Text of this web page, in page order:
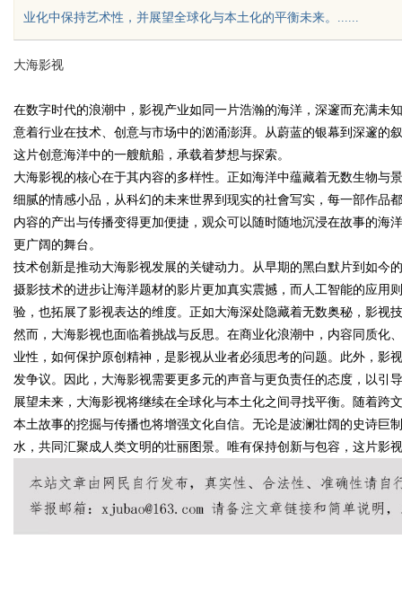
uz
!
业化中保持艺术性，并展望全球化与本土化的平衡未来。......
大海影视
在数字时代的浪潮中，影视产业如同一片浩瀚的海洋，深邃而充满
意着行业在技术、创意与市场中的汹涌澎湃。从蔚蓝的银幕到深邃的
这片创意海洋中的一艘航船，承载着梦想与探索。
大海影视的核心在于其内容的多样性。正如海洋中蕴藏着无数生物与
细腻的情感小品，从科幻的未来世界到现实的社會写实，每一部作品
内容的产出与传播变得更加便捷，观众可以随时随地沉浸在故事的海
更广阔的舞台。
技术创新是推动大海影视发展的关键动力。从早期的黑白默片到如今
摄影技术的进步让海洋题材的影片更加真实震撼，而人工智能的应用
验，也拓展了影视表达的维度。正如大海深处隐藏着无数奥秘，影视
然而，大海影视也面临着挑战与反思。在商业化浪潮中，内容同质化
业性，如何保护原创精神，是影视从业者必须思考的问题。此外，
发争议。因此，大海影视需要更多元的声音与更负责任的态度，以引
展望未来，大海影视将继续在全球化与本土化之间寻找平衡。随着跨
本土故事的挖掘与传播也将增强文化自信。无论是波澜壮阔的史诗巨
水，共同汇聚成人类文明的壮丽图景。唯有保持创新与包容，这片影
配眼镜